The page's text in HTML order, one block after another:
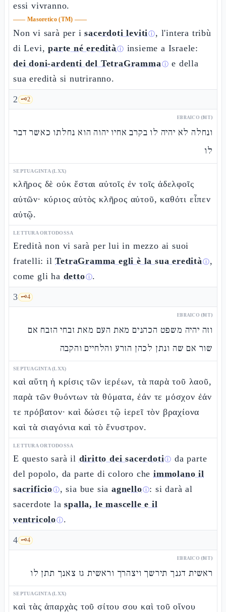
essi vivranno.
—— Masoretico (TM) ——
Non vi sarà per isacerdoti levitiⓘ, l'intera tribù
di Levi,parte né ereditàⓘ insieme a Israele:
dei doni-ardenti del TetraGrammaⓘ e della
sua eredità si nutriranno.
2 🗝️2
EBRAICO (MT)
ונחלה לא יהיה לו בקרב אחיו יהוה הוא נחלתו כאשר דבר
לו
SEPTUAGINTA (LXX)
κλῆρος δὲ οὐκ ἔσται αὐτοῖς ἐν τοῖς ἀδελφοῖς
αὐτῶν· κύριος αὐτὸς κλῆρος αὐτοῦ, καθότι εἶπεν
αὐτῷ.
LETTURA ORTODOSSA
Eredità non vi sarà per lui in mezzo ai suoi
fratelli: ilTetraGramma egli è la sua ereditàⓘ,
come gli ha dettoⓘ.
3 🗝️4
EBRAICO (MT)
וזה יהיה משפט הכהנים מאת העם מאת זבחי הזבח אם
שור אם שה ונתן לכהן הזרע והלחיים והקבה
SEPTUAGINTA (LXX)
καὶ αὕτη ἡ κρίσις τῶν ἱερέων, τὰ παρὰ τοῦ λαοῦ,
παρὰ τῶν θυόντων τὰ θύματα, ἐάν τε μόσχον ἐάν
τε πρόβατον· καὶ δώσει τῷ ἱερεῖ τὸν βραχίονα
καὶ τὰ σιαγόνια καὶ τὸ ἔνυστρον.
LETTURA ORTODOSSA
E questo sarà il diritto dei sacerdotiⓘ da parte
del popolo, da parte di coloro cheimmolano il
sacrificioⓘ, sia bue siaagnelloⓘ: si darà al
sacerdote laspalla, le mascelle e il
ventricoloⓘ.
4 🗝️4
EBRAICO (MT)
ראשית דגנך תירשך ויצהרך וראשית גז צאנך תתן לו
SEPTUAGINTA (LXX)
καὶ τὰς ἀπαρχὰς τοῦ σίτου σου καὶ τοῦ οἴνου